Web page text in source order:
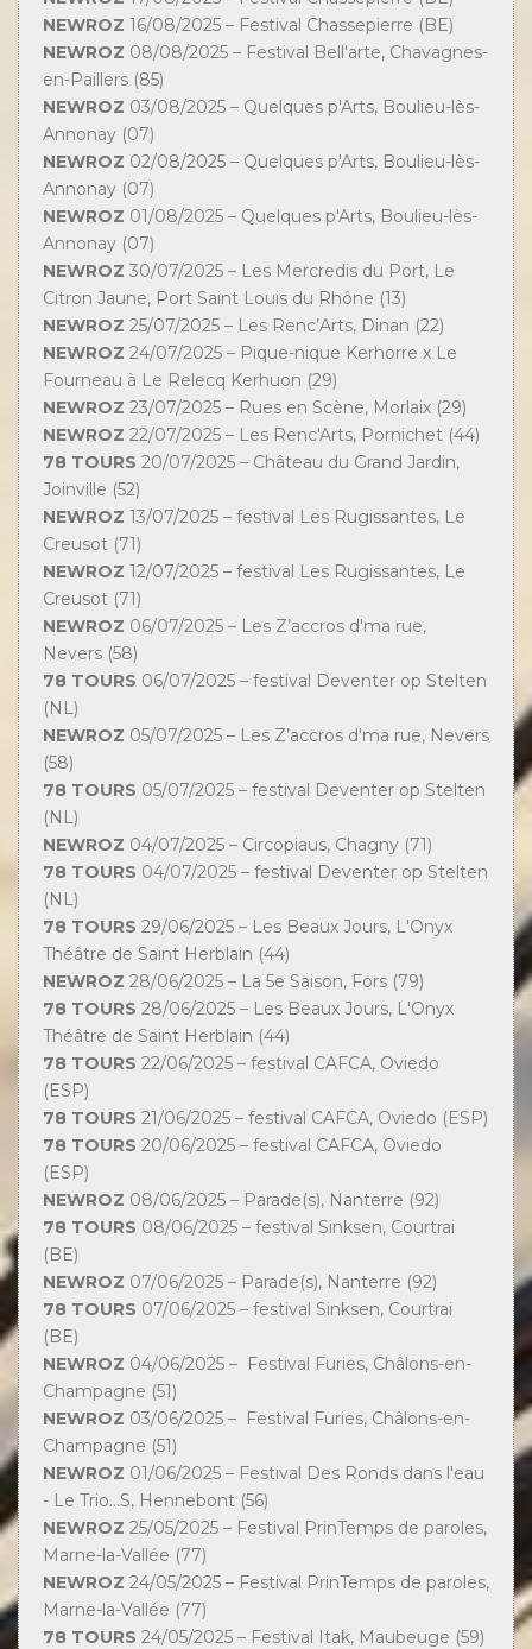
NEWROZ 16/08/2025 – Festival Chassepierre (BE)
NEWROZ 08/08/2025 – Festival Bell'arte, Chavagnes-
en-Paillers (85)
NEWROZ 03/08/2025 – Quelques p'Arts, Boulieu-lès-
Annonay (07)
NEWROZ 02/08/2025 – Quelques p'Arts, Boulieu-lès-
Annonay (07)
NEWROZ 01/08/2025 – Quelques p'Arts, Boulieu-lès-
Annonay (07)
NEWROZ 30/07/2025 – Les Mercredis du Port, Le
Citron Jaune, Port Saint Louis du Rhône (13)
NEWROZ 25/07/2025 – Les Renc’Arts, Dinan (22)
NEWROZ 24/07/2025 – Pique-nique Kerhorre x Le
Fourneau à Le Relecq Kerhuon (29)
NEWROZ 23/07/2025 – Rues en Scène, Morlaix (29)
NEWROZ 22/07/2025 – Les Renc'Arts, Pornichet (44)
78 TOURS 20/07/2025 – Château du Grand Jardin,
Joinville (52)
NEWROZ 13/07/2025 – festival Les Rugissantes, Le
Creusot (71)
NEWROZ 12/07/2025 – festival Les Rugissantes, Le
Creusot (71)
NEWROZ 06/07/2025 – Les Z’accros d'ma rue,
Nevers (58)
78 TOURS 06/07/2025 – festival Deventer op Stelten
(NL)
NEWROZ 05/07/2025 – Les Z’accros d'ma rue, Nevers
(58)
78 TOURS 05/07/2025 – festival Deventer op Stelten
(NL)
NEWROZ 04/07/2025 – Circopiaus, Chagny (71)
78 TOURS 04/07/2025 – festival Deventer op Stelten
(NL)
78 TOURS 29/06/2025 – Les Beaux Jours, L'Onyx
Théâtre de Saint Herblain (44)
NEWROZ 28/06/2025 – La 5e Saison, Fors (79)
78 TOURS 28/06/2025 – Les Beaux Jours, L'Onyx
Théâtre de Saint Herblain (44)
78 TOURS 22/06/2025 – festival CAFCA, Oviedo
(ESP)
78 TOURS 21/06/2025 – festival CAFCA, Oviedo (ESP)
78 TOURS 20/06/2025 – festival CAFCA, Oviedo
(ESP)
NEWROZ 08/06/2025 – Parade(s), Nanterre (92)
78 TOURS 08/06/2025 – festival Sinksen, Courtrai
(BE)
NEWROZ 07/06/2025 – Parade(s), Nanterre (92)
78 TOURS 07/06/2025 – festival Sinksen, Courtrai
(BE)
NEWROZ 04/06/2025 – Festival Furies, Châlons-en-
Champagne (51)
NEWROZ 03/06/2025 – Festival Furies, Châlons-en-
Champagne (51)
NEWROZ 01/06/2025 – Festival Des Ronds dans l'eau
- Le Trio...S, Hennebont (56)
NEWROZ 25/05/2025 – Festival PrinTemps de paroles,
Marne-la-Vallée (77)
NEWROZ 24/05/2025 – Festival PrinTemps de paroles,
Marne-la-Vallée (77)
78 TOURS 24/05/2025 – Festival Itak, Maubeuge (59)